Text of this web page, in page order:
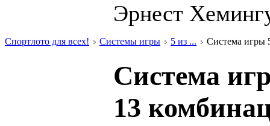
Эрнест
Спортлото для всех! Системы игры 5 из ... Система игры
Система
13